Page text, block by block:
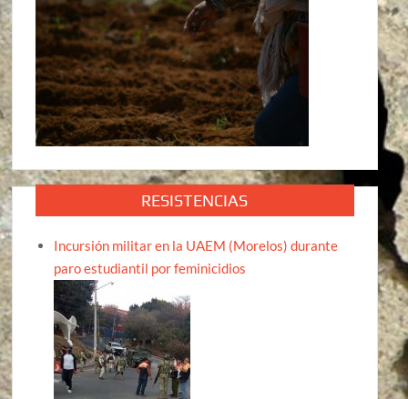
RESISTENCIAS
Incursión militar en la UAEM (Morelos) durante
paro estudiantil por feminicidios